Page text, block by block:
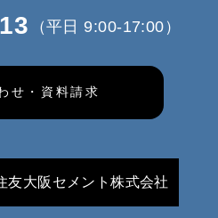
（平日 9:00-17:00）
せ・資料請求
友大阪セメント株式会社